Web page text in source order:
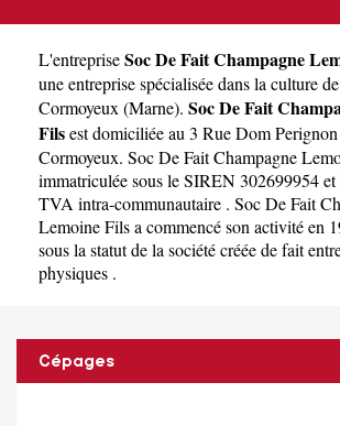
Lemoine Fils
L'entrepriseSoc De Fait Champagne
uneentreprise spécialisée dans la culture
Cormoyeux (Marne). Soc De Fait
Filsest domiciliée au 3 Rue Dom
Cormoyeux. Soc De Fait Champagne
immatriculée sous le SIREN 302699954
TVA intra-communautaire . Soc De Fait
Lemoine Fils a commencé son activité en
sous la statut de la société créée de fait
physiques .
Cépages